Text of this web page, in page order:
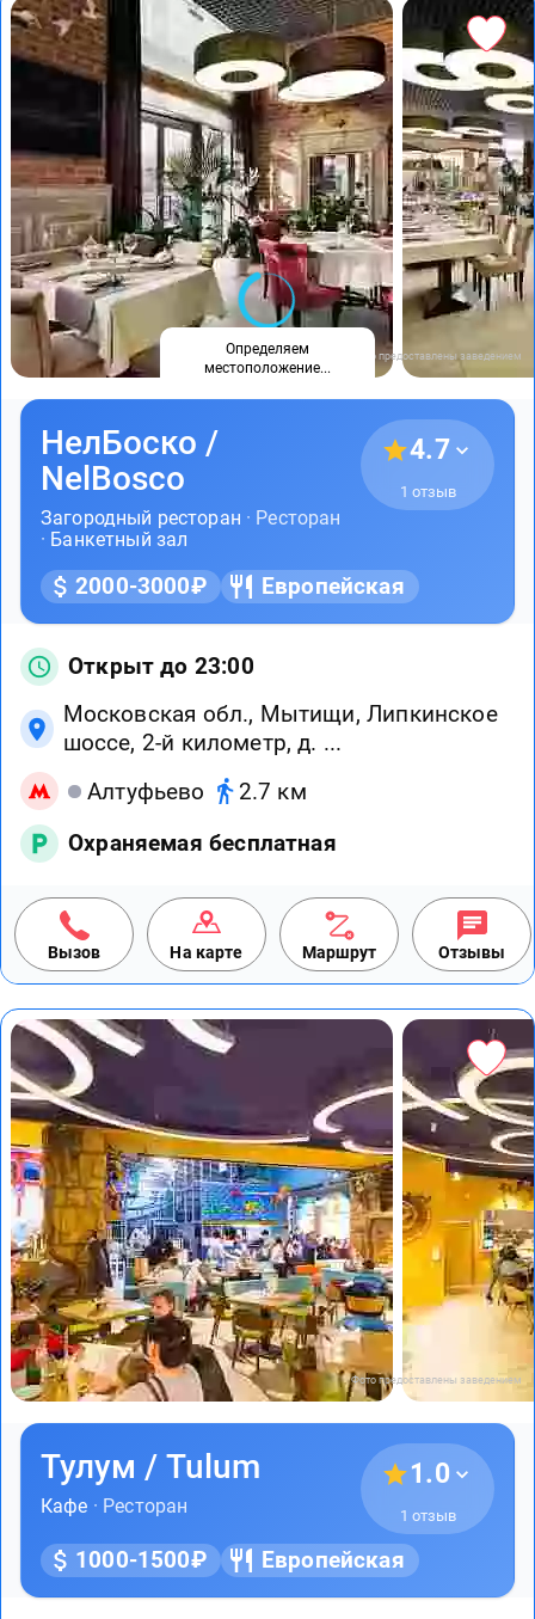
Фото предоставлены заведением
НелБоско /
NelBosco
Загородный ресторан · Ресторан
· Банкетный зал
4.7
1 отзыв
2000-3000₽ Европейская
Открыт до 23:00
Московская обл., Мытищи, Липкинское
шоссе, 2-й километр, д. ...
Алтуфьево
2.7 км
Охраняемая бесплатная
Вызов На карте Маршрут Отзывы
Фото предоставлены заведением
Тулум / Tulum
Кафе · Ресторан
1.0
1 отзыв
1000-1500₽ Европейская
Определяем
местоположение...